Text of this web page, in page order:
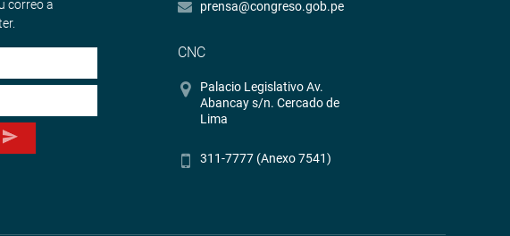
correo a
prensa@congreso.gob.pe
CNC
Palacio Legislativo Av.
Abancay s/n. Cercado de
Lima
311-7777 (Anexo 7541)